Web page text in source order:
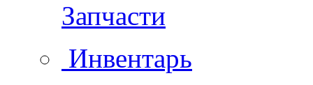
Запчасти
Инвентарь